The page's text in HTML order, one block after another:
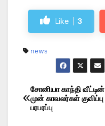
Like 3
news
Post
navigation
சோனியா காந்தி வீட்டின்
முன் காவலர்கள் குவிப்பு
பரபரப்பு